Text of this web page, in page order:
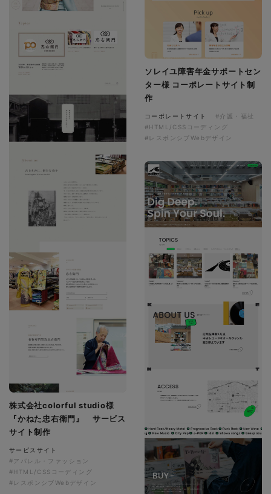
ソレイユ障害年金サポートセン
ター様 コーポレートサイト制
作
コーポレートサイト
#介護・福祉
#HTML/CSSコーディング
#レスポンシブWebデザイン
株式会社colorful studio様
『かねた忠右衛門』 サービス
サイト制作
サービスサイト
#アパレル・ファッション
#HTML/CSSコーディング
#レスポンシブWebデザイン